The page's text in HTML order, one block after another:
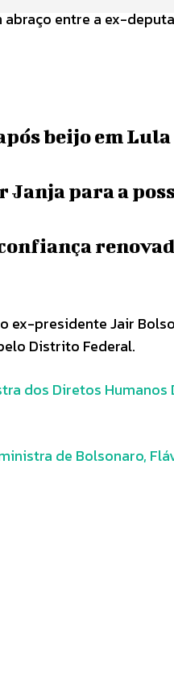
entre a ex-
beijo em Lula
Janja para a
ex-presidente Jair
Distrito Federal.
dos Diretos Humanos
de Bolsonaro,